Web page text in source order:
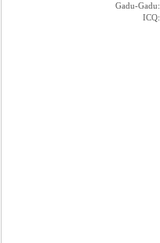
Gadu-Gadu:
ICQ: